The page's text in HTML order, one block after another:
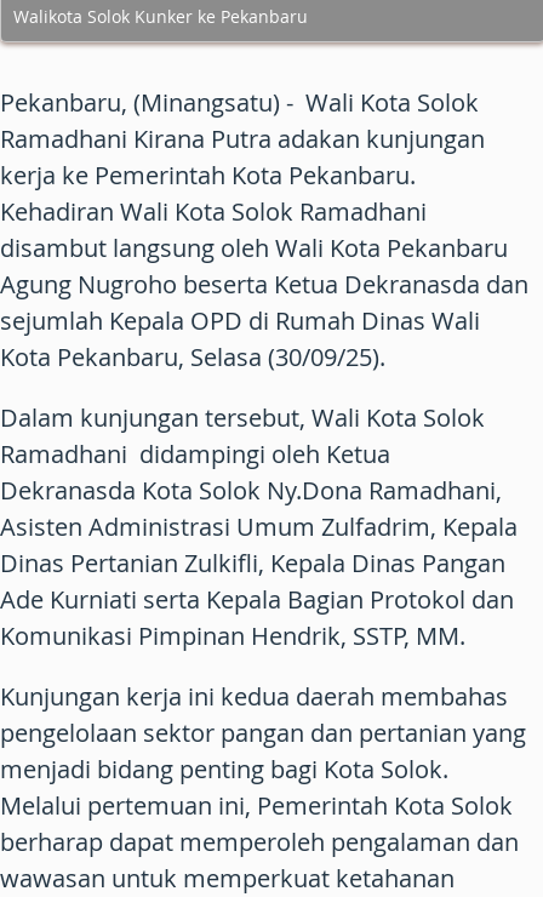
Walikota Solok Kunker ke Pekanbaru
Pekanbaru, (Minangsatu) - Wali Kota Solok
Ramadhani Kirana Putra adakan kunjungan
kerja ke Pemerintah Kota Pekanbaru.
Kehadiran Wali Kota Solok Ramadhani
disambut langsung oleh Wali Kota Pekanbaru
Agung Nugroho beserta Ketua Dekranasda dan
sejumlah Kepala OPD di Rumah Dinas Wali
Kota Pekanbaru, Selasa (30/09/25).
Dalam kunjungan tersebut, Wali Kota Solok
Ramadhani didampingi oleh Ketua
Dekranasda Kota Solok Ny.Dona Ramadhani,
Asisten Administrasi Umum Zulfadrim, Kepala
Dinas Pertanian Zulkifli, Kepala Dinas Pangan
Ade Kurniati serta Kepala Bagian Protokol dan
Komunikasi Pimpinan Hendrik, SSTP, MM.
Kunjungan kerja ini kedua daerah membahas
pengelolaan sektor pangan dan pertanian yang
menjadi bidang penting bagi Kota Solok.
Melalui pertemuan ini, Pemerintah Kota Solok
berharap dapat memperoleh pengalaman dan
wawasan untuk memperkuat ketahanan